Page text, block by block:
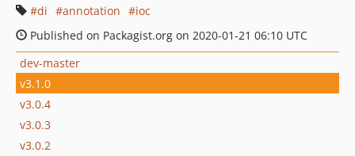
di
annotation
ioc
Published on Packagist.org on 2020-01-21 06:10 UTC
dev-master
v3.1.0
v3.0.4
v3.0.3
v3.0.2